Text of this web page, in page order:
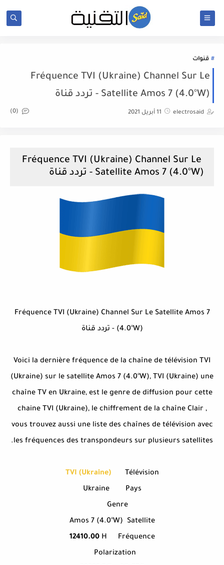
قنوات
Fréquence TVI (Ukraine) Channel Sur Le
Satellite Amos 7 (4.0°W) - تردد قناة
electrosaid 11 أبريل 2021 (0)
Fréquence TVI (Ukraine) Channel Sur Le
Satellite Amos 7 (4.0°W) - تردد قناة
Fréquence TVI (Ukraine) Channel Sur Le Satellite Amos 7
(4.0°W) - تردد قناة
Voici la dernière fréquence de la chaîne de télévision TVI
(Ukraine) sur le satellite Amos 7 (4.0°W), TVI (Ukraine) une
chaîne TV en Ukraine, est le genre de diffusion pour cette
chaine TVI (Ukraine), le chiffrement de la chaîne Clair ,
vous trouvez aussi une liste des chaînes de télévision avec
les fréquences des transpondeurs sur plusieurs satellites.
Télévision
TVI (Ukraine)
Pays
Ukraine
Genre
Satellite
Amos 7 (4.0°W)
Fréquence
12410.00 H
Polarization